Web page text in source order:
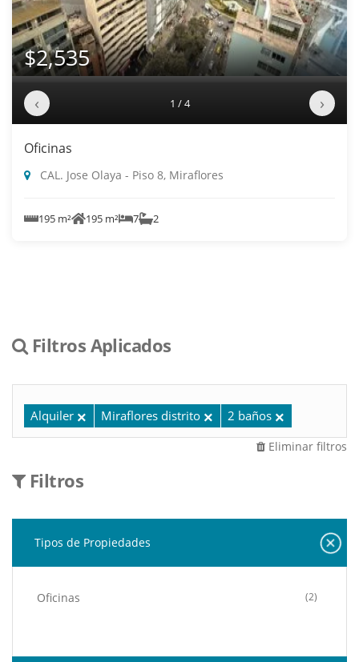
$2,535
‹ 1 / 4 ›
Oficinas
CAL. Jose Olaya - Piso 8, Miraflores
195 m² 195 m² 7 2
Filtros Aplicados
Alquiler Miraflores distrito 2 baños
Eliminar filtros
Filtros
Tipos de Propiedades
Oficinas (2)